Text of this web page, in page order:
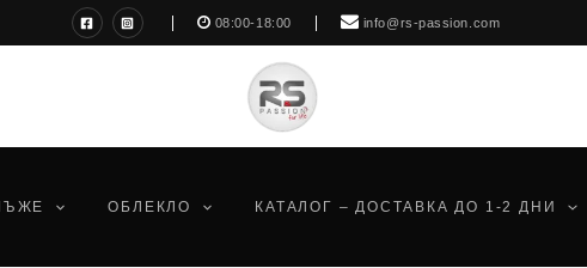
08:00-18:00 info@rs-passion.com
ОБЛЕКЛО КАТАЛОГ – ДОСТАВКА ДО 1-2 ДНИ